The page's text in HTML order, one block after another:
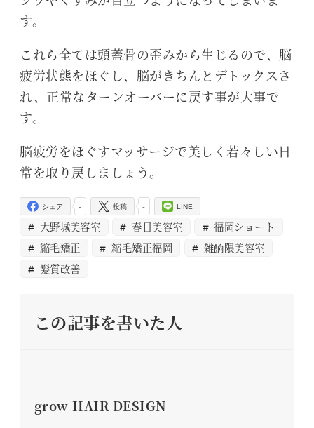
す。
これら全ては頭蓋骨の歪みから生じるので、脳
疲労状態をほぐし、脳がきちんとデトックスさ
れ、正常なターンオーバーに戻す事が大事で
す。
脳疲労をほぐすマッサージで美しく若々しい日
常を取り戻しましょう。
-
シェア -
投稿 LINE
大野城美容室 春日美容室
福岡ショート
縮毛矯正
縮毛矯正福岡
雑餉隈美容室
髪質改善
この記事を書いた人
grow HAIR DESIGN